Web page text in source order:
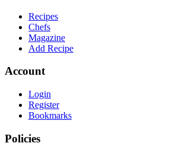
Recipes
Chefs
Magazine
Add Recipe
Account
Login
Register
Bookmarks
Policies